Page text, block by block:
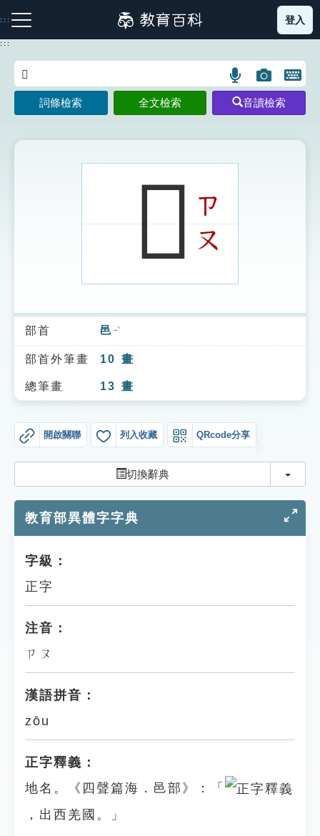
到
主
:::
注音索引圖示 筆畫索引圖示 部首索引表圖示
索引選單
知識索引
單字索引
貓頭鷹博士
登入
:::
語
言
搜
示
圖
片
搜
開
鍵
圖
詞條檢索 全文檢索 音讀檢索
𨜗ㄗ
ㄡ
部首 邑 ㄧˋ
部首外筆畫 10 畫
總筆畫 13 畫
開啟關聯 列入收藏 QRcode分享
切換辭典 切換
教育部異體字字典
字級：
正字
注音：
ㄗㄡ
漢語拼音：
zōu
正字釋義：
地名。《四聲篇海．邑部》：「
，出西羌國。」